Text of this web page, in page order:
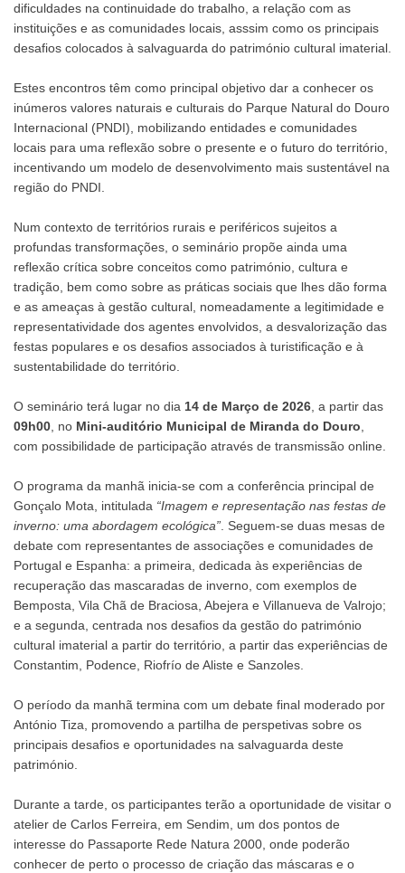
dificuldades na continuidade do trabalho, a relação com as
instituições e as comunidades locais, asssim como os principais
desafios colocados à salvaguarda do património cultural imaterial.
Estes encontros têm como principal objetivo dar a conhecer os
inúmeros valores naturais e culturais do Parque Natural do Douro
Internacional (PNDI), mobilizando entidades e comunidades
locais para uma reflexão sobre o presente e o futuro do território,
incentivando um modelo de desenvolvimento mais sustentável na
região do PNDI.
Num contexto de territórios rurais e periféricos sujeitos a
profundas transformações, o seminário propõe ainda uma
reflexão crítica sobre conceitos como património, cultura e
tradição, bem como sobre as práticas sociais que lhes dão forma
e as ameaças à gestão cultural, nomeadamente a legitimidade e
representatividade dos agentes envolvidos, a desvalorização das
festas populares e os desafios associados à turistificação e à
sustentabilidade do território.
O seminário terá lugar no dia 14 de Março de 2026 , a partir das
09h00 , no Mini-auditório Municipal de Miranda do Douro
com possibilidade de participação através de transmissão online.
O programa da manhã inicia-se com a conferência principal de
Gonçalo Mota, intitulada “Imagem e representação nas festas de
inverno: uma abordagem ecológica” . Seguem-se duas mesas de
debate com representantes de associações e comunidades de
Portugal e Espanha: a primeira, dedicada às experiências de
recuperação das mascaradas de inverno, com exemplos de
Bemposta, Vila Chã de Braciosa, Abejera e Villanueva de Valrojo;
e a segunda, centrada nos desafios da gestão do património
cultural imaterial a partir do território, a partir das experiências de
Constantim, Podence, Riofrío de Aliste e Sanzoles.
O período da manhã termina com um debate final moderado por
António Tiza, promovendo a partilha de perspetivas sobre os
principais desafios e oportunidades na salvaguarda deste
património.
Durante a tarde, os participantes terão a oportunidade de visitar o
atelier de Carlos Ferreira, em Sendim, um dos pontos de
interesse do Passaporte Rede Natura 2000, onde poderão
conhecer de perto o processo de criação das máscaras e o